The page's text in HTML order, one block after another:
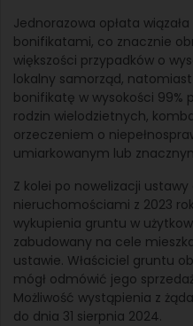
Jednorazowa opłata
bonifikatami, co znacznie
większości przypadków o
lokalny samorząd,
bonifikatę w wysokości 99%
rodzin wielodzietnych,
orzeczeniem o
umiarkowanym lub
Z kolei po nowelizacji
nieruchomościami z 2023
wykupienia gruntu w
zabudowany na cele
ustawie. Właściciel gruntu
mógł odmówić jego
Możliwość wystąpienia z
do dnia 31 sierpnia 2024.